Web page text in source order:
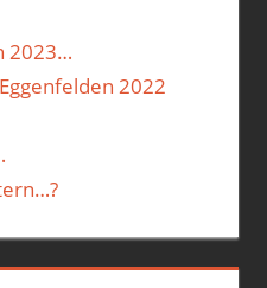
2023…
2022